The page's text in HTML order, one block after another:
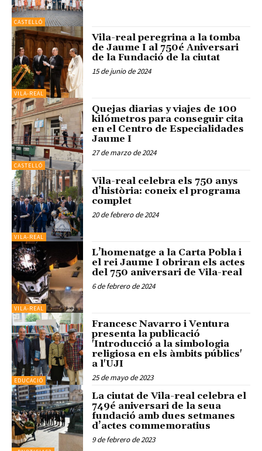
CASTELLÓ
VILA-REAL
Vila-real peregrina a la tomba
de Jaume I al 750é Aniversari
de la Fundació de la ciutat
15 de junio de 2024
CASTELLÓ
Quejas diarias y viajes de 100
kilómetros para conseguir cita
en el Centro de Especialidades
Jaume I
27 de marzo de 2024
VILA-REAL
Vila-real celebra els 750 anys
d’història: coneix el programa
complet
20 de febrero de 2024
VILA-REAL
L’homenatge a la Carta Pobla i
el rei Jaume I obriran els actes
del 750 aniversari de Vila-real
6 de febrero de 2024
EDUCACIÓ
Francesc Navarro i Ventura
presenta la publicació
'Introducció a la simbologia
religiosa en els àmbits públics'
a l'UJI
25 de mayo de 2023
La ciutat de Vila-real celebra el
749é aniversari de la seua
fundació amb dues setmanes
d’actes commemoratius
9 de febrero de 2023